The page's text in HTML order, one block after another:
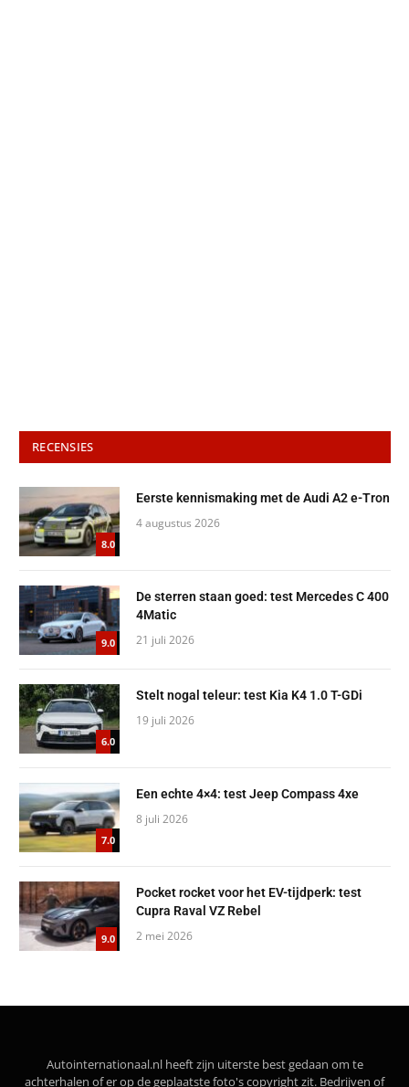
RECENSIES
8.0
Eerste kennismaking met de Audi A2 e-Tron
4 augustus 2026
9.0
De sterren staan goed: test Mercedes C 400
4Matic
21 juli 2026
6.0
Stelt nogal teleur: test Kia K4 1.0 T-GDi
19 juli 2026
7.0
Een echte 4×4: test Jeep Compass 4xe
8 juli 2026
9.0
Pocket rocket voor het EV-tijdperk: test
Cupra Raval VZ Rebel
2 mei 2026
Autointernationaal.nl heeft zijn uiterste best gedaan om te
achterhalen of er op de geplaatste foto's copyright zit. Bedrijven of